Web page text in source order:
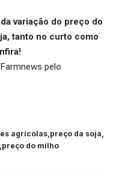
variação do preço do
tanto no curto como
pelo
agrícolas preço da soja
preço do milho